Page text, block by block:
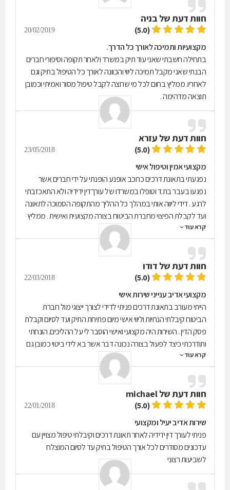
חוות דעת של בניה
(5.0)
20/02/2019
מקצועיות ותמיכה לאורך כל הדרך.
בתחילה חשבתי שאני עוד תיק במשרד ולאחר תקופה וסיפורי חברים
הבנתי שאני מקבל תמיכה ליווי והכוונה לאורך כל הטיפול בתיק וגם
לאחריו. ממליץ בחום לכל מי שרוצה לקבל טיפול מסור ואמיתי וכמובן
תוצאה מדהימה .
חוות דעת של עזרא
(5.0)
23/05/2018
מקצועי אמין וטיפול אישי
נפגעתי בתאונת דרכים כרוכב אופנע הופנתי על ידי חברים אשר
נפגעו בעבר בת.ד וטופלו במשרדו של עורךדין ידידיה ולא התאכזבתי
לרגע . דידי ליווה אותי במהלך כל ההליך מהתקופה הסמוכה לתאונה
ועד לקבלת הפיצוי מחברת הביטוח בצורה מקצועית ואישית . ממליץ
בחום .
קרא עוד
חוות דעת של דודו
(5.0)
22/03/2018
מקצועי אדיב ענייני שירות אישי
הייתי מעורב בתאונת דרכים פניתי לדידי לצורך ייצוגי מול חברת
הביטוח קיבלתי הנחיות וליווי אישי מיום פתיחת התיק ועד לסיום וקבלת
פסק הדין . השירות היה מקצועי ואישי הוסבר לי על ההליכים. הונחתי
ותודרכתי כיצד לפעול בצורה נכונה דבר אשר בא לידי ביטוי כמובן גם
בפיצוי אותו קיבלתי . ממליץ בחום!
קרא עוד
חוות דעת שלmichael
(5.0)
22/01/2018
שירות אדיב יעיל ומקצועי
פניתי לעורך דין ידידיה לאחר תאונת דרכים וקיבלתי טיפול מצויין עם
עדכונים מסודרים לכל אורך הטיפול בתיק עד לסיום המוצלח
לשביעות רצוני